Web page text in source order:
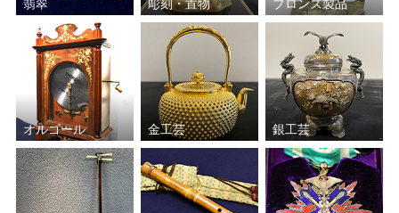
翡翠 彫刻・置物 ブロンズ製品
オルゴール 金工芸 銀工芸